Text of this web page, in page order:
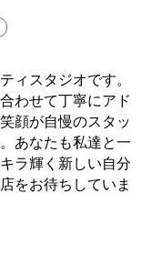
ィスタジオです。
わせて丁寧にアド
顔が自慢のスタッ
あなたも私達と一
ラ輝く新しい自分
をお待ちしていま